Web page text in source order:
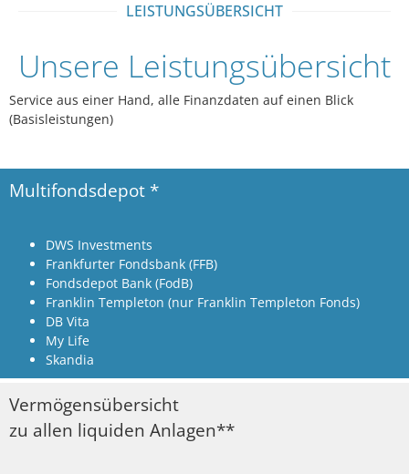
LEISTUNGSÜBERSICHT
Unsere Leistungsübersicht
Service aus einer Hand, alle Finanzdaten auf einen Blick
(Basisleistungen)
Multifondsdepot *
DWS Investments
Frankfurter Fondsbank (FFB)
Fondsdepot Bank (FodB)
Franklin Templeton (nur Franklin Templeton Fonds)
DB Vita
My Life
Skandia
Vermögensübersicht
zu allen liquiden Anlagen**